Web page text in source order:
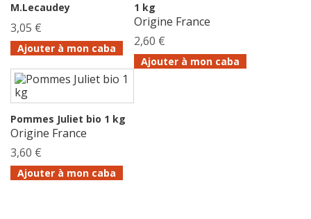
M.Lecaudey
3,05 €
Ajouter à mon caba
1 kg
Origine France
2,60 €
Ajouter à mon caba
Pommes Juliet bio 1 kg
Origine France
3,60 €
Ajouter à mon caba